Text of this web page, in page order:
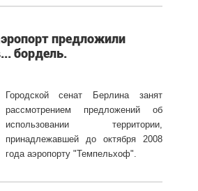
предложили
бордель.
Городской сенат Берлина занят
рассмотрением предложений об
использовании территории,
принадлежавшей до октября 2008
года аэропорту "Темпельхоф".